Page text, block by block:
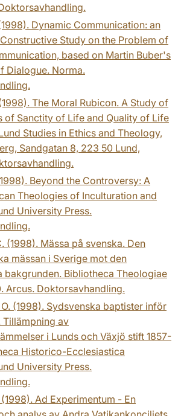
Dynamic Communication: an
Study on the Problem of
based on Martin Buber's
Dialogue. Norma.
The Moral Rubicon. A Study of
of Sanctity of Life and Quality of Life
Studies in Ethics and Theology,
Sandgatan 8, 223 50 Lund,
Beyond the Controversy: A
Theologies of Inculturation and
University Press.
(1998). Mässa på svenska. Den
mässan i Sverige mot den
bakgrunden. Bibliotheca Theologiae
Arcus. Doktorsavhandling.
(1998). Sydsvenska baptister inför
Tillämpning av
i Lunds och Växjö stift 1857-
Historico-Ecclesiastica
University Press.
Ad Experimentum - En